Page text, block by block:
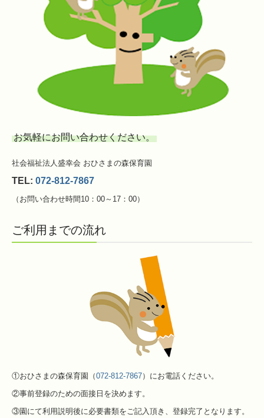
お気軽にお問い合わせください。
社会福祉法人盛幸会 おひさまの森保育園
TEL: 072-812-7867
（お問い合わせ時間10：00～17：00）
ご利用までの流れ
①おひさまの森保育園（072-812-7867）にお電話ください。
②事前登録のための面接日を決めます。
③園にて利用説明後に必要書類をご記入頂き、登録完了となります。